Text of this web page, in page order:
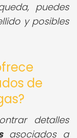
puedes
y posibles
de
detalles
asociados a